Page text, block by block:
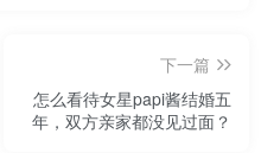
下一篇
怎么看待女星papi酱结婚五
年，双方亲家都没见过面？